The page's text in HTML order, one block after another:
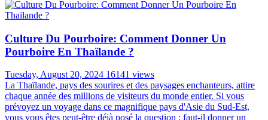
Culture Du Pourboire: Comment Donner Un
Pourboire En Thaïlande ?
Tuesday, August 20, 2024 16141 views
La Thaïlande, pays des sourires et des paysages enchanteurs, attire
chaque année des millions de visiteurs du monde entier. Si vous
prévoyez un voyage dans ce magnifique pays d'Asie du Sud-Est,
vous vous êtes peut-être déjà posé la question : faut-il donner un